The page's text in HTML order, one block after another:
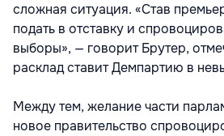
сложная ситуация. «Став
подать в отставку и
выборы», — говорит Брутер,
расклад ставит Демпартию в
Между тем, желание части
новое правительство